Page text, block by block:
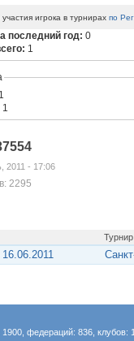
участия игрока в турнирахпо
последний год:0
1
1
1
2011 - 17:06
2295
Турнир
федераций: 836,